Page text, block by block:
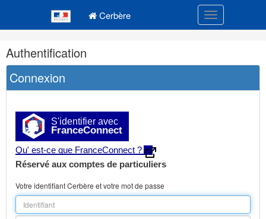
Cerbère Toggle
Navigation
et
outils
annexes
Authentification
Connexion
S'identifier avec
FranceConnect
Qu' est-ce que FranceConnect ?
Réservé aux comptes de particuliers
Votre identifiant Cerbère et votre mot de passe